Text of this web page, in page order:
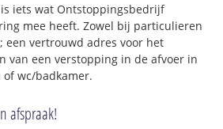
iets wat Ontstoppingsbedrijf
mee heeft. Zowel bij particulieren
een vertrouwd adres voor het
van een verstopping in de afvoer in
of wc/badkamer.
afspraak!